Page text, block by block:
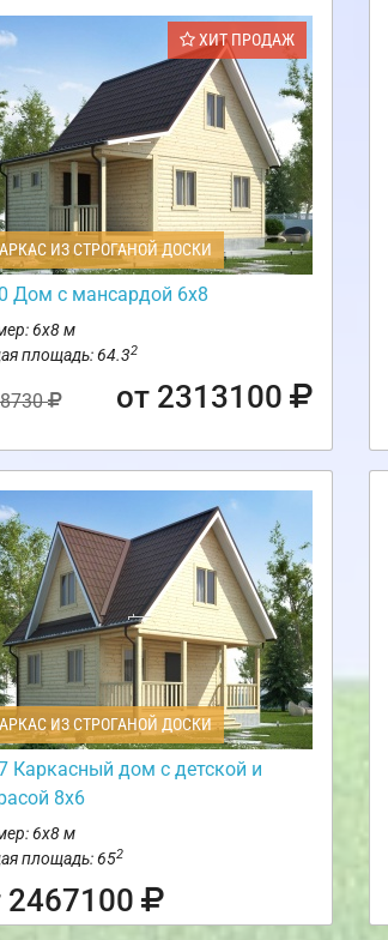
ХИТ ПРОДАЖ
ИЗ СТРОГАНОЙ ДОСКИ
Дом с мансардой 6х8
6х8 м
площадь: 64.32
от 2313100
ИЗ СТРОГАНОЙ ДОСКИ
Каркасный дом с детской и
8х6
6х8 м
площадь: 652
2467100